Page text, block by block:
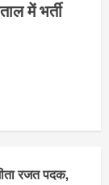
में भर्ती
रजत पदक,